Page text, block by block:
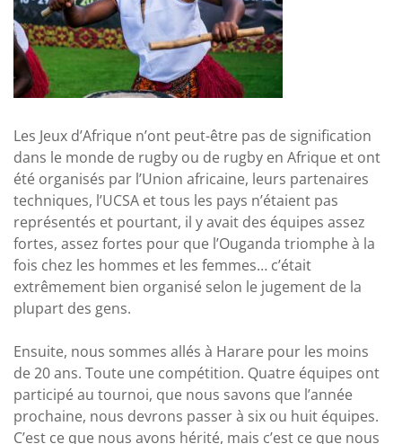
Les Jeux d’Afrique n’ont peut-être pas de signification
dans le monde de rugby ou de rugby en Afrique et ont
été organisés par l’Union africaine, leurs partenaires
techniques, l’UCSA et tous les pays n’étaient pas
représentés et pourtant, il y avait des équipes assez
fortes, assez fortes pour que l’Ouganda triomphe à la
fois chez les hommes et les femmes… c’était
extrêmement bien organisé selon le jugement de la
plupart des gens.
Ensuite, nous sommes allés à Harare pour les moins
de 20 ans. Toute une compétition. Quatre équipes ont
participé au tournoi, que nous savons que l’année
prochaine, nous devrons passer à six ou huit équipes.
C’est ce que nous avons hérité, mais c’est ce que nous